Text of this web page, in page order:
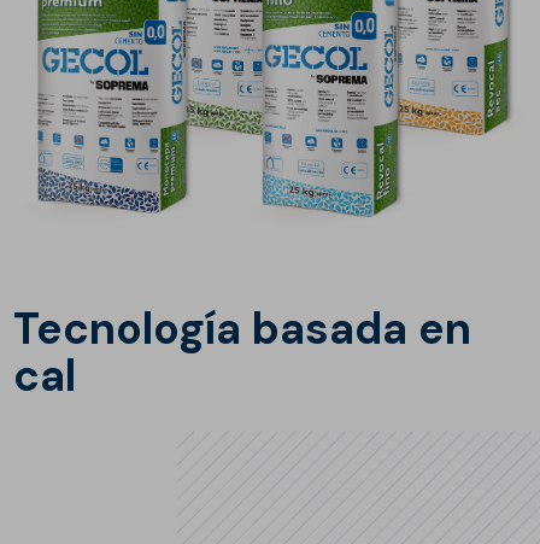
Tecnología basada en
cal